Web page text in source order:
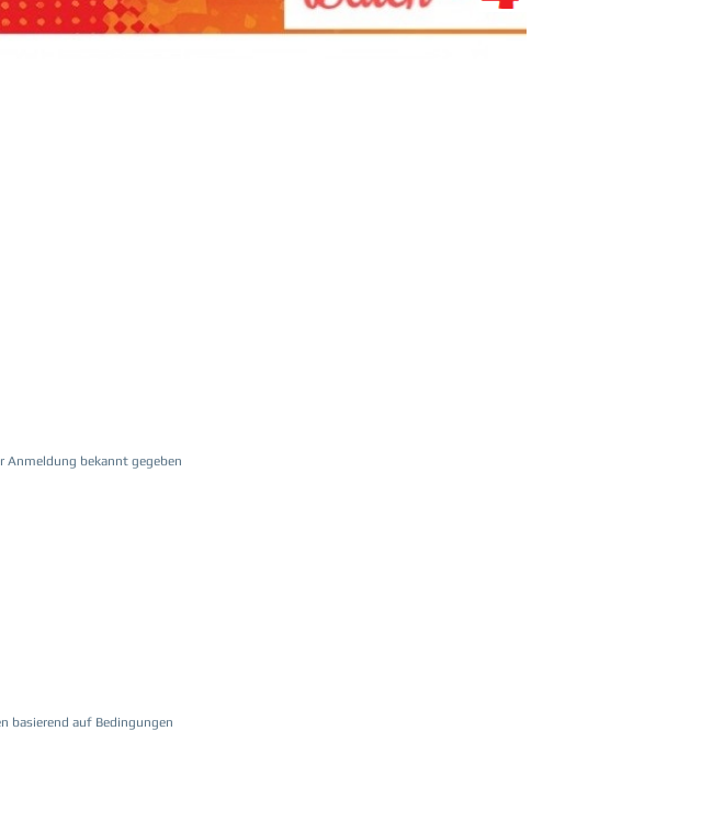
Anmeldung bekannt gegeben
basierend auf Bedingungen